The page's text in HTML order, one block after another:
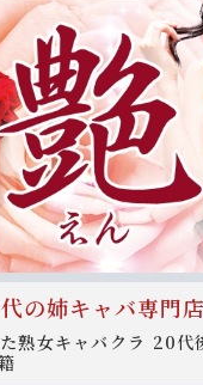
の姉キャバ専門店
熟女キャバクラ 20代